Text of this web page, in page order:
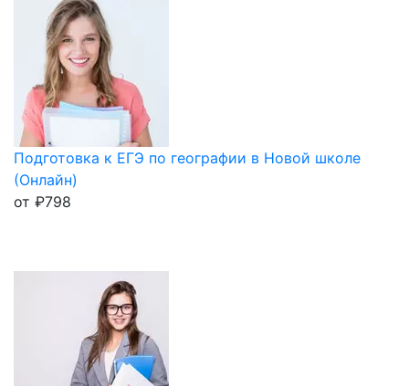
Подготовка к ЕГЭ по географии в Новой школе
(Онлайн)
от ₽798